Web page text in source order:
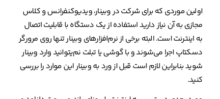
اولین موردی که برای شرکت در وبینار، ویدیوکنفرانس و کلاس
مجازی به آن نیاز دارید استفاده از یک دستگاه با قابلیت اتصال
به اینترنت است. البته برخی از نرم‌افزارهای وبینار تنها روی مرورگر
دسکتاپ اجرا می‌شوند و با گوشی یا تبلت نم‌یتوانید وارد وبینار
شوید بنابراین لازم است قبل از ورد به وبینار این موارد را بررسی
کنید.